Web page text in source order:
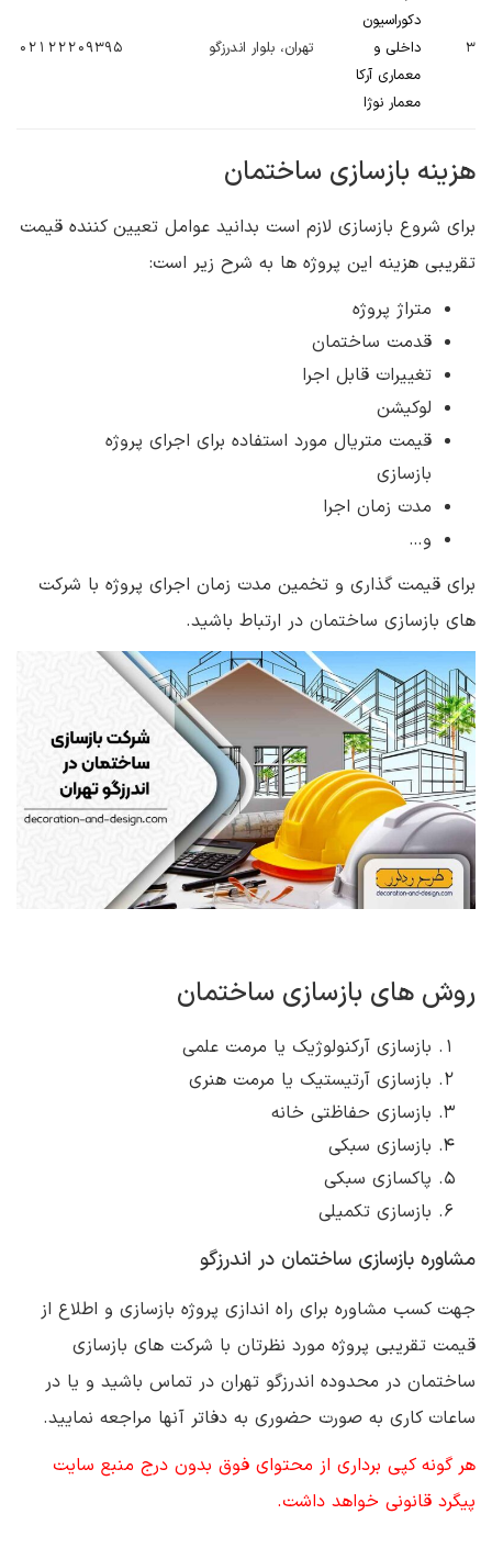
3
دکوراسیون
داخلی و
معماری آرکا
معمار نوژا
تهران، بلوار اندرزگو 02122209395
هزینه بازسازی ساختمان
برای شروع بازسازی لازم است بدانید عوامل تعیین کننده قیمت
تقریبی هزینه این پروژه ها به شرح زیر است:
متراژ پروژه
قدمت ساختمان
تغییرات قابل اجرا
لوکیشن
قیمت متریال مورد استفاده برای اجرای پروژه
بازسازی
مدت زمان اجرا
و…
برای قیمت گذاری و تخمین مدت زمان اجرای پروژه با شرکت
های بازسازی ساختمان در ارتباط باشید.
روش های بازسازی ساختمان
بازسازی آرکنولوژیک یا مرمت علمی
بازسازی آرتیستیک یا مرمت هنری
بازسازی حفاظتی خانه
بازسازی سبکی
پاکسازی سبکی
بازسازی تکمیلی
مشاوره بازسازی ساختمان در اندرزگو
جهت کسب مشاوره برای راه اندازی پروژه بازسازی و اطلاع از
قیمت تقریبی پروژه مورد نظرتان با شرکت های بازسازی
ساختمان در محدوده اندرزگو تهران در تماس باشید و یا در
ساعات کاری به صورت حضوری به دفاتر آنها مراجعه نمایید.
هر گونه کپی برداری از محتوای فوق بدون درج منبع سایت
پیگرد قانونی خواهد داشت.